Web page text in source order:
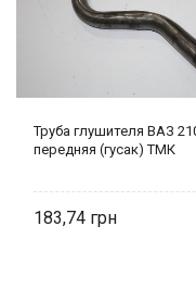
Труба глушителя ВАЗ
передняя (гусак) ТМК
183,74